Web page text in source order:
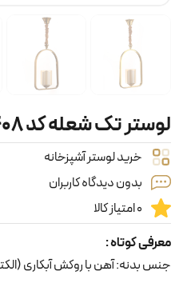
لوستر تک شعله کد ۴۰۸
خرید لوستر آشپزخانه
بدون دیدگاه کاربران
0 امتیاز کالا
معرفی کوتاه :
جنس بدنه: آهن با روکش آبکاری